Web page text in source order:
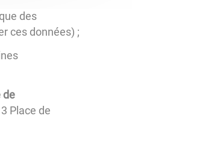
des
ces données) ;
de
Place de